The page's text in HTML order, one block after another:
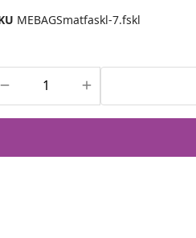
MEBAGSmatfaskl-7.fskl